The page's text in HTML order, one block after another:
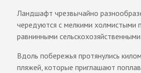
Ландшафт чрезвычайно
чередуются с мелкими холмистыми
равнинными
Вдоль побережья протянулись
пляжей, которые приглашают